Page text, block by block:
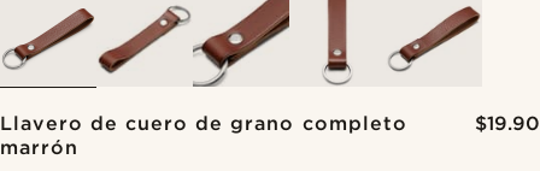
Llavero de cuero de grano completo
marrón
$19.90